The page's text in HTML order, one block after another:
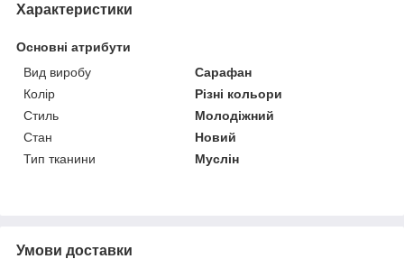
Характеристики
Основні атрибути
Вид виробу
Сарафан
Колір
Різні кольори
Стиль
Молодіжний
Стан
Новий
Тип тканини
Муслін
Умови доставки